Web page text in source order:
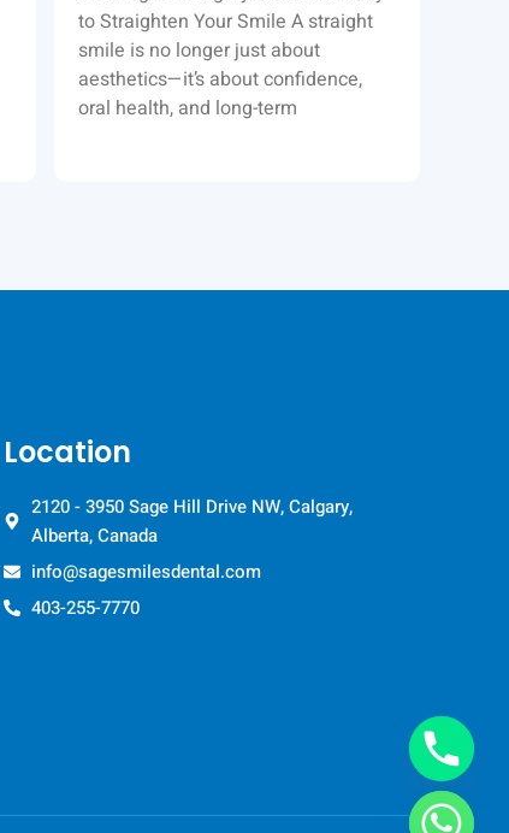
to Straighten Your Smile A straight
smile is no longer just about
aesthetics—it’s about confidence,
oral health, and long-term
Location
2120 - 3950 Sage Hill Drive NW, Calgary,
Alberta, Canada
info@sagesmilesdental.com
403-255-7770